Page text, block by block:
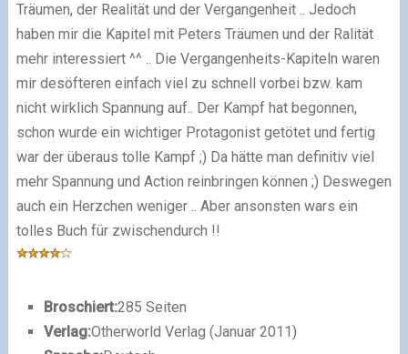
Träumen, der Realität und der Vergangenheit .. Jedoch
haben mir die Kapitel mit Peters Träumen und der Ralität
mehr interessiert ^^ .. Die Vergangenheits-Kapiteln waren
mir desöfteren einfach viel zu schnell vorbei bzw. kam
nicht wirklich Spannung auf.. Der Kampf hat begonnen,
schon wurde ein wichtiger Protagonist getötet und fertig
war der überaus tolle Kampf ;) Da hätte man definitiv viel
mehr Spannung und Action reinbringen können ;) Deswegen
auch ein Herzchen weniger .. Aber ansonsten wars ein
tolles Buch für zwischendurch !!
Broschiert:285 Seiten
Verlag:Otherworld Verlag (Januar 2011)